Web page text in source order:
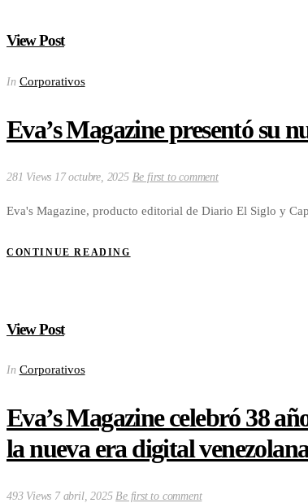
View Post
In Corporativos
Eva’s Magazine presentó su
281 Views 17 octubre, 2025 Be first to comment
Eva's Magazine, producto editorial de Diario El Siglo y
CONTINUE READING
View Post
In Corporativos
Eva’s Magazine celebró 38
la nueva era digital
493 Views 7 abril, 2025 Be first to comment